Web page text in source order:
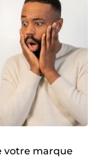
votre marque